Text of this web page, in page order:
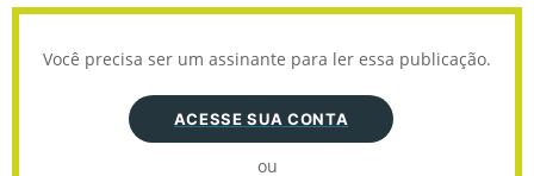
Você precisa ser um assinante para ler essa publicação.
ACESSE SUA CONTA
ou